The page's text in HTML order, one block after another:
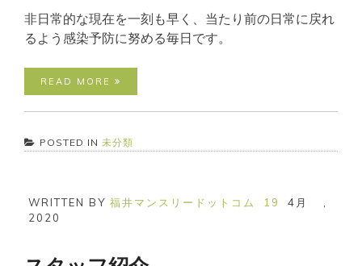
非日常的な現在を一刻も早く、当たり前の日常に戻れ
るよう感染予防に努める毎日です。
READ MORE
POSTED IN 未分類
WRITTEN BY 福井マンスリードットコム 19 4月
2020